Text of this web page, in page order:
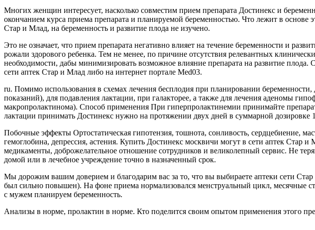
Многих женщин интересует, насколько совместим прием препарата Достинекс и
окончанием курса приема препарата и планируемой беременностью. Что лежит в
Стар и Млад, на беременность и развитие плода не изучено.
Это не означает, что прием препарата негативно влияет на течение беременности и
рожали здорового ребенка. Тем не менее, по причине отсутствия релевантных
необходимости, дабы минимизировать возможное влияние препарата на развитие
сети аптек Стар и Млад либо на интернет портале Med03.
ru. Помимо использования в схемах лечения бесплодия при планировании
показаний), для подавления лактации, при галакторее, а также для лечения аденомы
макропролактинома). Способ применения При гиперпролактинемии принимайте
лактации принимать Достинекс нужно на протяжении двух дней в суммарной дозировке
Побочные эффекты Ортостатическая гипотензия, тошнота, сонливость, сердцебиение,
гемоглобина, депрессия, астения. Купить Достинекс москвичи могут в сети аптек
медикаменты, доброжелательное отношение сотрудников и великолепный сервис. Не
домой или в лечебное учреждение точно в назначенный срок.
Мы дорожим вашим доверием и благодарим вас за то, что вы выбираете аптеки сети
был сильно повышен). На фоне приема нормализовался менструальный цикл, месячные
с мужем планируем беременность.
Анализы в норме, пролактин в норме. Кто поделится своим опытом применения этого